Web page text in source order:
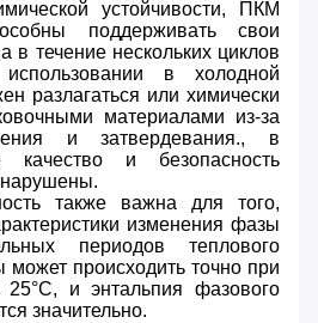
устойчивости, ПКМ
поддерживать свои
в течение нескольких циклов
в холодной
разлагаться или химически
материалами из-за
и затвердевания., в
качество и безопасность
нарушены.
также важна для того,
изменения фазы
периодов теплового
может происходить точно при
25°C, и энтальпия фазового
значительно.